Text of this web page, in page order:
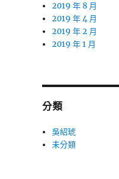
2019 年 8 月
2019 年 4 月
2019 年 2 月
2019 年 1 月
分類
吳紹琥
未分類